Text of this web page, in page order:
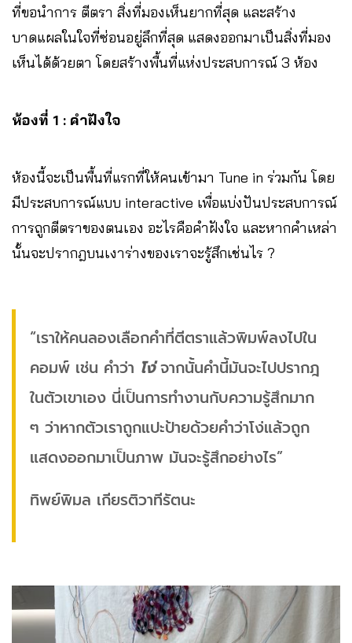
ที่ขอนำการ ตีตรา สิ่งที่มองเห็นยากที่สุด และสร้าง
บาดแผลในใจที่ซ่อนอยู่ลึกที่สุด แสดงออกมาเป็นสิ่งที่มอง
เห็นได้ด้วยตา โดยสร้างพื้นที่แห่งประสบการณ์ 3 ห้อง
ห้องที่ 1 : คำฝังใจ
ห้องนี้จะเป็นพื้นที่แรกที่ให้คนเข้ามา Tune in ร่วมกัน โดย
มีประสบการณ์แบบ interactive เพื่อแบ่งปันประสบการณ์
การถูกตีตราของตนเอง อะไรคือคำฝังใจ และหากคำเหล่า
นั้นจะปรากฎบนเงาร่างของเราจะรู้สึกเช่นไร ?
“เราให้คนลองเลือกคำที่ตีตราแล้วพิมพ์ลงไปใน
คอมพ์ เช่น คำว่า โง่จากนั้นคำนี้มันจะไปปรากฎ
ในตัวเขาเอง นี่เป็นการทำงานกับความรู้สึกมาก
ๆ ว่าหากตัวเราถูกแปะป้ายด้วยคำว่าโง่แล้วถูก
แสดงออกมาเป็นภาพ มันจะรู้สึกอย่างไร”
ทิพย์พิมล เกียรติวาทีรัตนะ